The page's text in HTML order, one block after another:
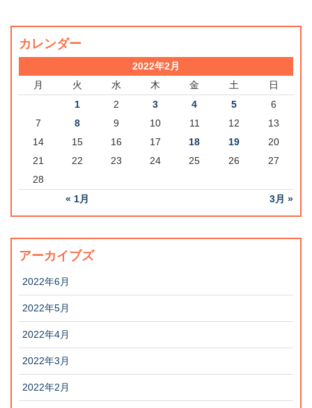
カレンダー
2022年2月
月
火 水 木 金 土 日
« 1月 3月 »
1 2 3 4 5
6
7
8 9 10 11 12
13
14
15 16 17 18 19
20
21
22 23 24 25 26
27
28
アーカイブズ
2022年6月
2022年5月
2022年4月
2022年3月
2022年2月